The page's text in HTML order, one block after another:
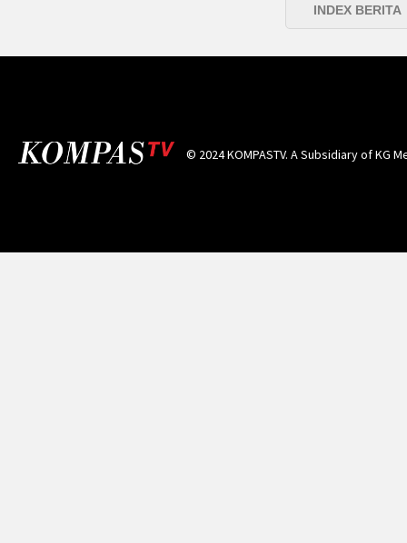
INDEX BERITA
© 2024 KOMPASTV. A Subsidiary ofKG